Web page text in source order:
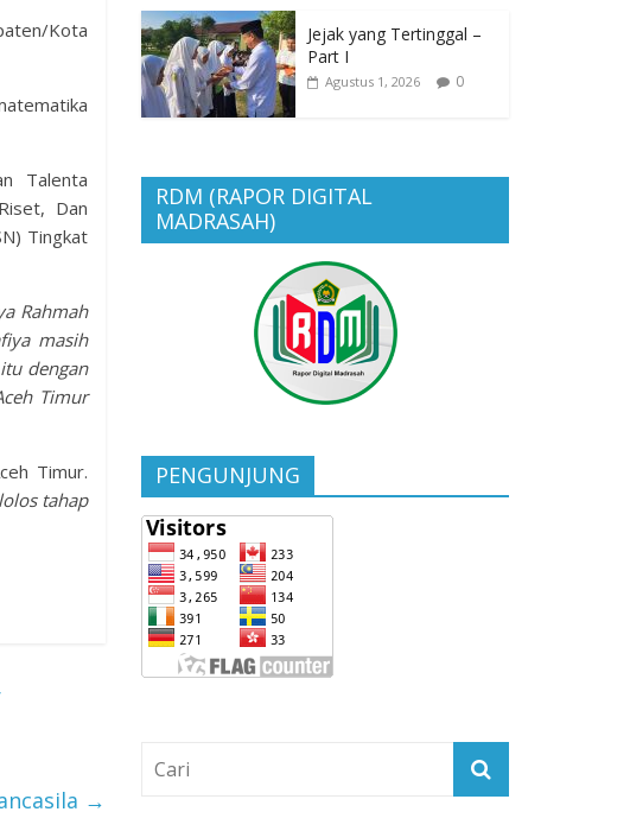
Kota
Talenta
Dan
Tingkat
Rahmah
masih
dengan
Timur
Timur.
tahap
→
Jejak yang Tertinggal –
Part I
Agustus 1, 2026 0
RDM (RAPOR DIGITAL
MADRASAH)
PENGUNJUNG